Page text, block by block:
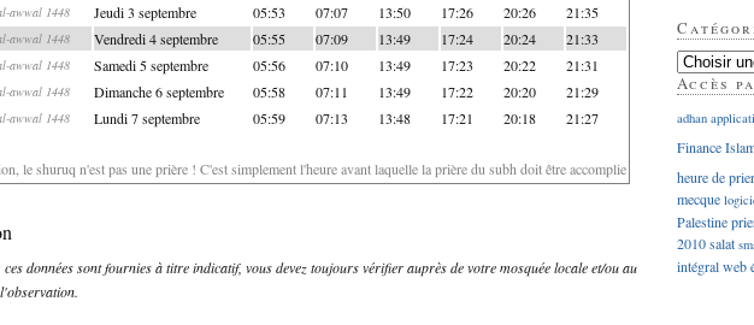
awwal 1448 Jeudi 3 septembre 05:53 07:07 13:50 17:26 20:26 21:35
awwal 1448 Vendredi 4 septembre 05:55 07:09 13:49 17:24 20:24 21:33
awwal 1448 Samedi 5 septembre 05:56 07:10 13:49 17:23 20:22 21:31
awwal 1448 Dimanche 6 septembre 05:58 07:11 13:49 17:22 20:20 21:29
awwal 1448 Lundi 7 septembre 05:59 07:13 13:48 17:21 20:18 21:27
le shuruq n'est pas une prière ! C'est simplement l'heure avant laquelle la prière du subh doit être accomplie
données sont fournies à titre indicatif, vous devez toujours vérifier auprès de votre mosquée locale et/ou au
Accès
adhan
Finance
heure de
mecque
Palestine
2010salat
intégralweb